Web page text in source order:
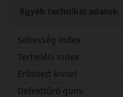
Egyéb technikai adatok
Sebesség index
Terhelési index
Erősített kivitel
Defekttűrő gumi